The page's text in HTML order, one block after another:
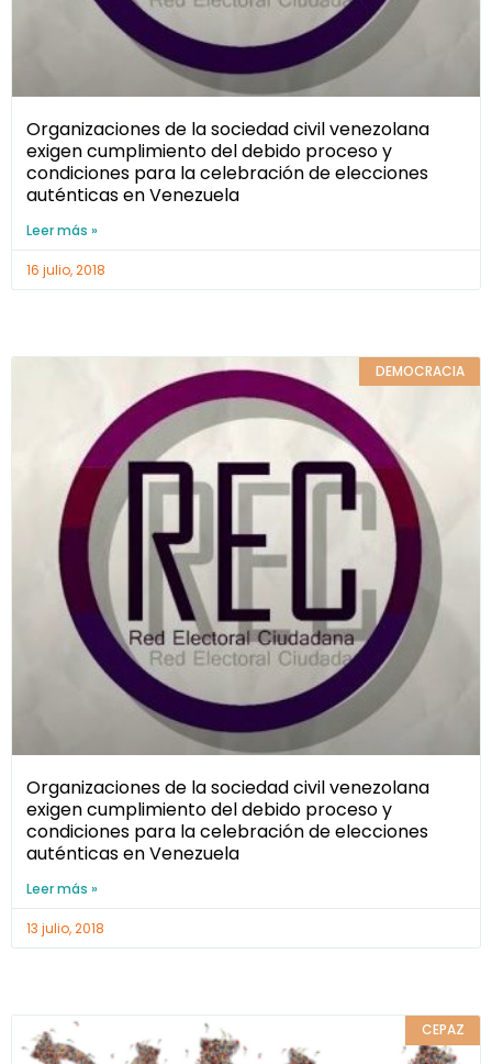
Organizaciones de la sociedad civil venezolana
exigen cumplimiento del debido proceso y
condiciones para la celebración de elecciones
auténticas en Venezuela
Leer más »
16 julio, 2018
DEMOCRACIA
Organizaciones de la sociedad civil venezolana
exigen cumplimiento del debido proceso y
condiciones para la celebración de elecciones
auténticas en Venezuela
Leer más »
13 julio, 2018
CEPAZ